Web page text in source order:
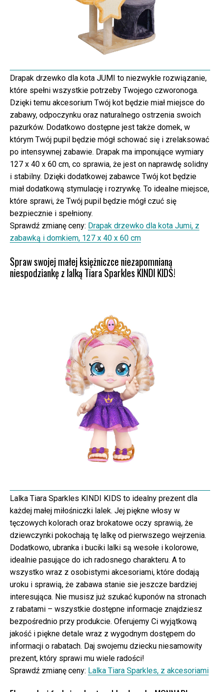
Drapak drzewko dla kota JUMI to niezwykłe rozwiązanie,
które spełni wszystkie potrzeby Twojego czworonoga.
Dzięki temu akcesorium Twój kot będzie miał miejsce do
zabawy, odpoczynku oraz naturalnego ostrzenia swoich
pazurków. Dodatkowo dostępne jest także domek, w
którym Twój pupil będzie mógł schować się i zrelaksować
po intensywnej zabawie. Drapak ma imponujące wymiary
127 x 40 x 60 cm, co sprawia, że jest on naprawdę solidny
i stabilny. Dzięki dodatkowej zabawce Twój kot będzie
miał dodatkową stymulację i rozrywkę. To idealne miejsce,
które sprawi, że Twój pupil będzie mógł czuć się
bezpiecznie i spełniony.
Sprawdź zmianę ceny: Drapak drzewko dla kota Jumi, z
zabawką i domkiem, 127 x 40 x 60 cm
Spraw swojej małej księżniczce niezapomnianą
niespodziankę z lalką Tiara Sparkles KINDI KIDS!
Lalka Tiara Sparkles KINDI KIDS to idealny prezent dla
każdej małej miłośniczki lalek. Jej piękne włosy w
tęczowych kolorach oraz brokatowe oczy sprawią, że
dziewczynki pokochają tę lalkę od pierwszego wejrzenia.
Dodatkowo, ubranka i buciki lalki są wesołe i kolorowe,
idealnie pasujące do ich radosnego charakteru. A to
wszystko wraz z osobistymi akcesoriami, które dodają
uroku i sprawią, że zabawa stanie sie jeszcze bardziej
interesująca. Nie musisz już szukać kuponów na stronach
z rabatami – wszystkie dostępne informacje znajdziesz
bezpośrednio przy produkcie. Oferujemy Ci wyjątkową
jakość i piękne detale wraz z wygodnym dostępem do
informacji o rabatach. Daj swojemu dziecku niesamowity
prezent, który sprawi mu wiele radości!
Sprawdź zmianę ceny: Lalka Tiara Sparkles, z akcesoriami